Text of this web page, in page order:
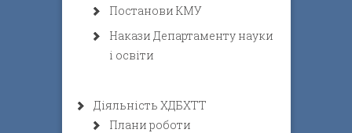
Постанови КМУ
Накази Департаменту науки
і освіти
Діяльність ХДБХТТ
Плани роботи